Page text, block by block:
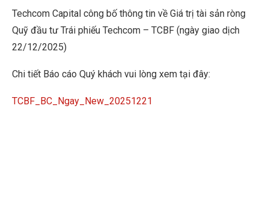
Techcom Capital công bố thông tin về Giá trị tài sản ròng
Quỹ đầu tư Trái phiếu Techcom – TCBF (ngày giao dịch
22/12/2025)
Chi tiết Báo cáo Quý khách vui lòng xem tại đây:
TCBF_BC_Ngay_New_20251221